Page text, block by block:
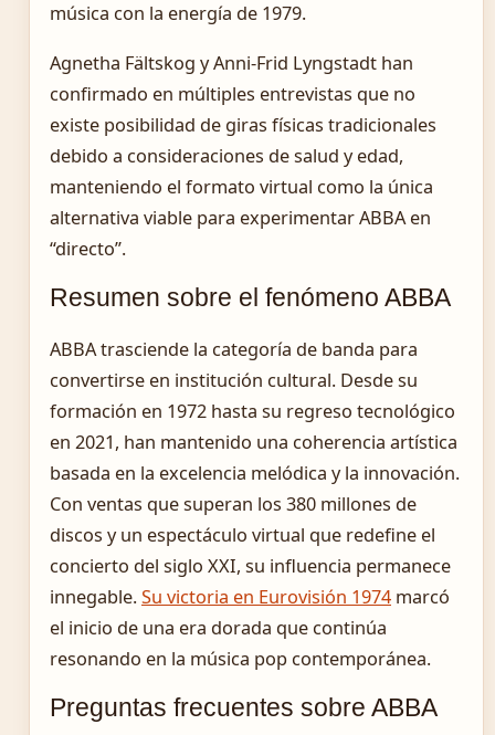
música con la energía de 1979.
Agnetha Fältskog y Anni-Frid Lyngstadt han
confirmado en múltiples entrevistas que no
existe posibilidad de giras físicas tradicionales
debido a consideraciones de salud y edad,
manteniendo el formato virtual como la única
alternativa viable para experimentar ABBA en
“directo”.
Resumen sobre el fenómeno ABBA
ABBA trasciende la categoría de banda para
convertirse en institución cultural. Desde su
formación en 1972 hasta su regreso tecnológico
en 2021, han mantenido una coherencia artística
basada en la excelencia melódica y la innovación.
Con ventas que superan los 380 millones de
discos y un espectáculo virtual que redefine el
concierto del siglo XXI, su influencia permanece
innegable.Su victoria en Eurovisión 1974 marcó
el inicio de una era dorada que continúa
resonando en la música pop contemporánea.
Preguntas frecuentes sobre ABBA